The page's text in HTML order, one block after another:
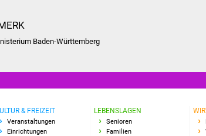
Baden-Württemberg
& FREIZEIT
Veranstaltungen
Einrichtungen
LEBENSLAGEN
Senioren
Familien